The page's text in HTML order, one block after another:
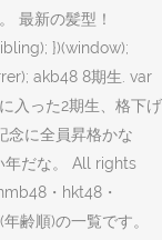
最新の髪型！
})(window);
akb48 8期生. var
入った2期生、格下げ
念に全員昇格かな
年だな。 All rights
・hkt48・
齢順)の一覧です。